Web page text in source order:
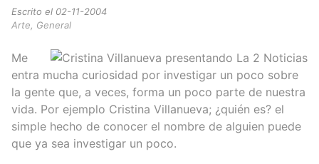
Escrito el 02-11-2004
Arte, General
Me
entra mucha curiosidad por investigar un poco sobre
la gente que, a veces, forma un poco parte de nuestra
vida. Por ejemplo Cristina Villanueva; ¿quién es? el
simple hecho de conocer el nombre de alguien puede
que ya sea investigar un poco.